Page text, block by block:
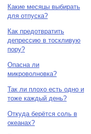
Какие месяцы выбирать
для отпуска?
Как предотвратить
депрессию в тоскливую
пору?
Опасна ли
микроволновка?
Так ли плохо есть одно и
тоже каждый день?
Откуда берётся соль в
океанах?